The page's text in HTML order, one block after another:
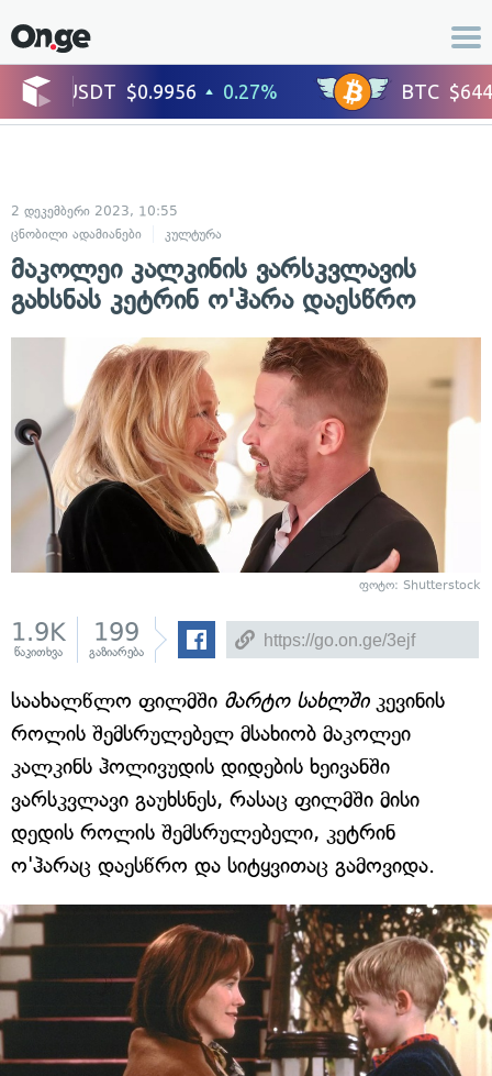
2 დეკემბერი 2023, 10:55
ცნობილი ადამიანები
კულტურა
მაკოლეი კალკინის ვარსკვლავის
გახსნას კეტრინ ო'ჰარა დაესწრო
ფოტო: Shutterstock
1.9K
წაკითხვა
199
გაზიარება
საახალწლო ფილმში მარტო სახლშიკევინის
როლის შემსრულებელ მსახიობ მაკოლეი
კალკინს ჰოლივუდის დიდების ხეივანში
ვარსკვლავი გაუხსნეს, რასაც ფილმში მისი
დედის როლის შემსრულებელი, კეტრინ
ო'ჰარაც დაესწრო და სიტყვითაც გამოვიდა.